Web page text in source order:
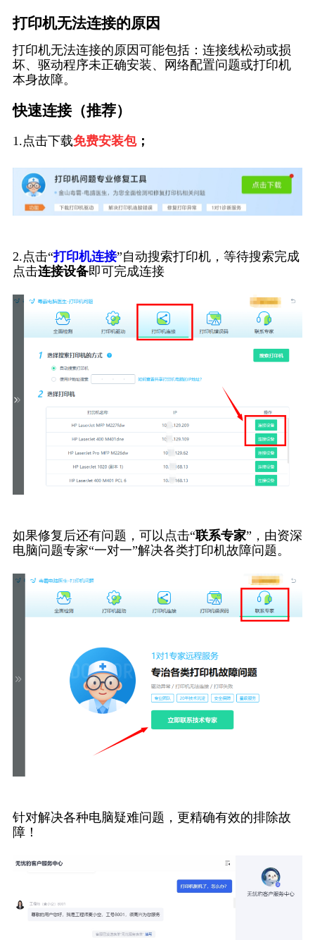
打印机无法连接的原因
打印机无法连接的原因可能包括：连接线松动或损
坏、驱动程序未正确安装、网络配置问题或打印机
本身故障。
快速连接（推荐）
1.点击下载免费安装包；
2.点击“打印机连接”自动搜索打印机，等待搜索完成
点击连接设备即可完成连接
如果修复后还有问题，可以点击“联系专家”，由资深
电脑问题专家“一对一”解决各类打印机故障问题。
针对解决各种电脑疑难问题，更精确有效的排除故
障！